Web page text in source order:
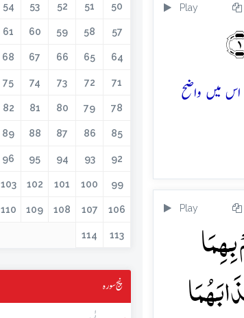
Play
میں واضح
Play
50
51
52
53
54
57
58
59
60
61
64
65
66
67
68
71
72
73
74
75
78
79
80
81
82
85
86
87
88
89
92
93
94
95
96
99
100
101
102
103
106
107
108
109
110
113
114
پنج سورہ